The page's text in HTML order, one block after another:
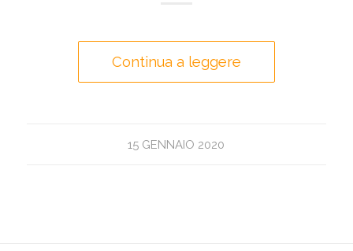
Continua a leggere
15 GENNAIO 2020